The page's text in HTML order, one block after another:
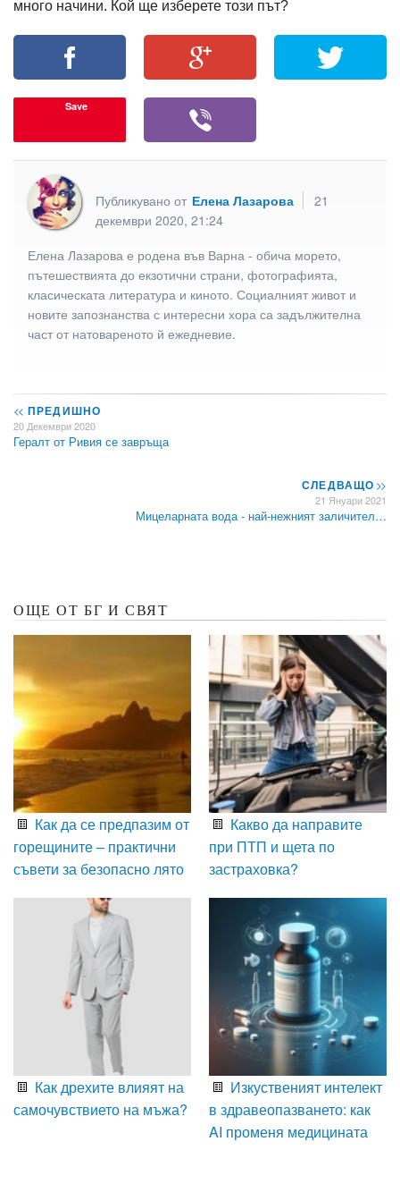
много начини. Кой ще изберете този път?
Save
Публикувано от Елена Лазарова
21
декември 2020, 21:24
Елена Лазарова е родена във Варна - обича морето,
пътешествията до екзотични страни, фотографията,
класическата литература и киното. Социалният живот и
новите запознанства с интересни хора са задължителна
част от натовареното й ежедневие.
<< ПРЕДИШНО
20 Декември 2020
Гералт от Ривия се завръща
СЛЕДВАЩО>>
21 Януари 2021
Мицеларната вода - най-нежният заличител…
ОЩЕ ОТ БГ И СВЯТ
Как да се предпазим от
горещините – практични
съвети за безопасно лято
Какво да направите
при ПТП и щета по
застраховка?
Как дрехите влияят на
самочувствието на мъжа?
Изкуственият интелект
в здравеопазването: как
AI променя медицината